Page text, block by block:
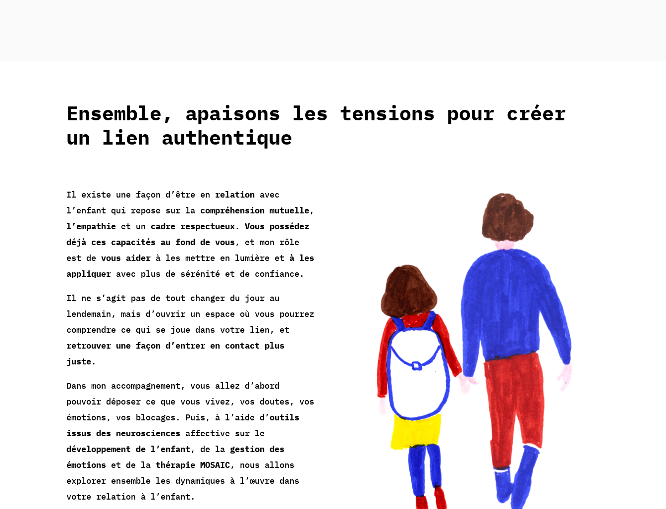
Ensemble, apaisons les tensions pour créer
un lien authentique
Il existe une façon d’être en relation avec
l’enfant qui repose sur la compréhension mutuelle,
l’empathie et un cadre respectueux.Vous possédez
déjà ces capacités au fond de vous, et mon rôle
est devous aider à les mettre en lumière et à les
appliquer avec plus de sérénité et de confiance.
Il ne s’agit pas de tout changer du jour au
lendemain, mais d’ouvrir un espace où vous pourrez
comprendre ce qui se joue dans votre lien, et
retrouver une façon d’entrer en contact plus
juste.
Dans mon accompagnement, vous allez d’abord
pouvoir déposer ce que vous vivez, vos doutes, vos
émotions, vos blocages. Puis, à l’aide d’outils
issus des neurosciences affective sur le
développement de l’enfant, de la gestion des
émotions et de lathérapie MOSAIC, nous allons
explorer ensemble les dynamiques à l’œuvre dans
votre relation à l’enfant.